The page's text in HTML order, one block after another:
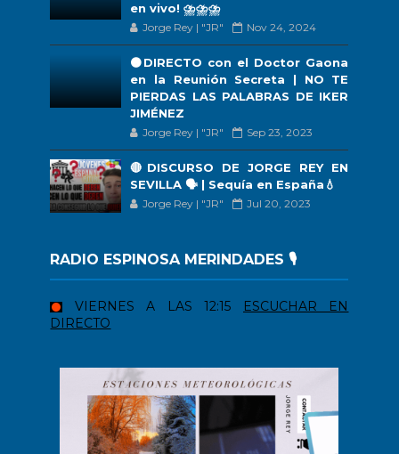
en vivo! ⛈️⛈️⛈️
Jorge Rey | "JR" Nov 24, 2024
🟠DIRECTO con el Doctor Gaona
en la Reunión Secreta | NO TE
PIERDAS LAS PALABRAS DE IKER
JIMÉNEZ
Jorge Rey | "JR" Sep 23, 2023
🔴DISCURSO DE JORGE REY EN
SEVILLA 🗣 | Sequía en España💧
Jorge Rey | "JR" Jul 20, 2023
RADIO ESPINOSA MERINDADES 🎙️
VIERNES A LAS 12:15
ESCUCHAR EN
DIRECTO